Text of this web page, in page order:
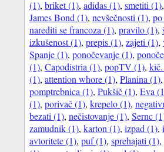
(1), briket (1), adidas (1), smetiti (1)
James Bond (1), nevšečnosti (1),
narediti se francoza (1), pravilo (1),
izkušenost (1), prepis (1), zajeti (1),
Spanje (1), ponočevanje (1),
(1), Capodistria (1), popTV (1),
(1), attention whore (1), Planina (1)
pomptrebnica (1), Pukšič (1), Eva
(1), porivač (1), krepelo (1),
bezati (1), nečistovanje (1), Sernc
zamudnik (1), karton (1), izpad (1),
avtoritete (1), puf (1), sprehajati (1),